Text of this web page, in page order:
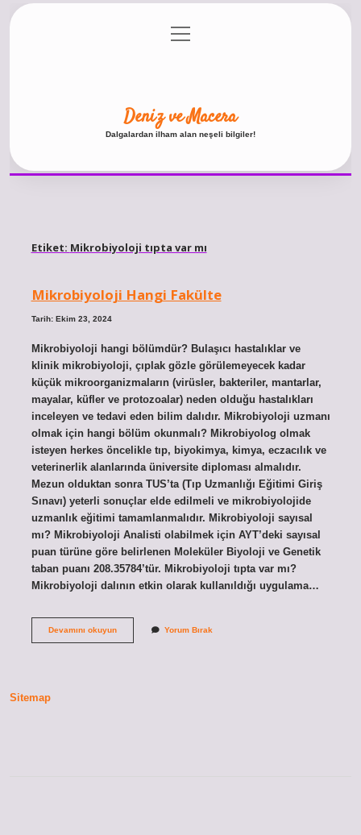
Gizlilik Politikası
menüyü
aç
Deniz ve Macera
Dalgalardan ilham alan neşeli bilgiler!
Etiket: Mikrobiyoloji tıpta var mı
Mikrobiyoloji Hangi Fakülte
Tarih: Ekim 23, 2024
Mikrobiyoloji hangi bölümdür? Bulaşıcı hastalıklar ve
klinik mikrobiyoloji, çıplak gözle görülemeyecek kadar
küçük mikroorganizmaların (virüsler, bakteriler, mantarlar,
mayalar, küfler ve protozoalar) neden olduğu hastalıkları
inceleyen ve tedavi eden bilim dalıdır. Mikrobiyoloji uzmanı
olmak için hangi bölüm okunmalı? Mikrobiyolog olmak
isteyen herkes öncelikle tıp, biyokimya, kimya, eczacılık ve
veterinerlik alanlarında üniversite diploması almalıdır.
Mezun olduktan sonra TUS’ta (Tıp Uzmanlığı Eğitimi Giriş
Sınavı) yeterli sonuçlar elde edilmeli ve mikrobiyolojide
uzmanlık eğitimi tamamlanmalıdır. Mikrobiyoloji sayısal
mı? Mikrobiyoloji Analisti olabilmek için AYT’deki sayısal
puan türüne göre belirlenen Moleküler Biyoloji ve Genetik
taban puanı 208.35784’tür. Mikrobiyoloji tıpta var mı?
Mikrobiyoloji dalının etkin olarak kullanıldığı uygulama…
Devamını okuyunMikrobiyolojiYorum Bırak
Sitemap